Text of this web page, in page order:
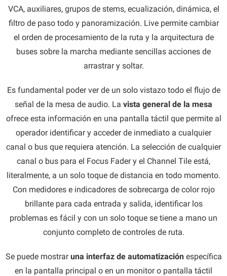
VCA, auxiliares, grupos de stems, ecualización, dinámica, el
filtro de paso todo y panoramización. Live permite cambiar
el orden de procesamiento de la ruta y la arquitectura de
buses sobre la marcha mediante sencillas acciones de
arrastrar y soltar.
Es fundamental poder ver de un solo vistazo todo el flujo de
señal de la mesa de audio. La vista general de la mesa
ofrece esta información en una pantalla táctil que permite al
operador identificar y acceder de inmediato a cualquier
canal o bus que requiera atención. La selección de cualquier
canal o bus para el Focus Fader y el Channel Tile está,
literalmente, a un solo toque de distancia en todo momento.
Con medidores e indicadores de sobrecarga de color rojo
brillante para cada entrada y salida, identificar los
problemas es fácil y con un solo toque se tiene a mano un
conjunto completo de controles de ruta.
Se puede mostraruna interfaz de automatizaciónespecífica
en la pantalla principal o en un monitor o pantalla táctil